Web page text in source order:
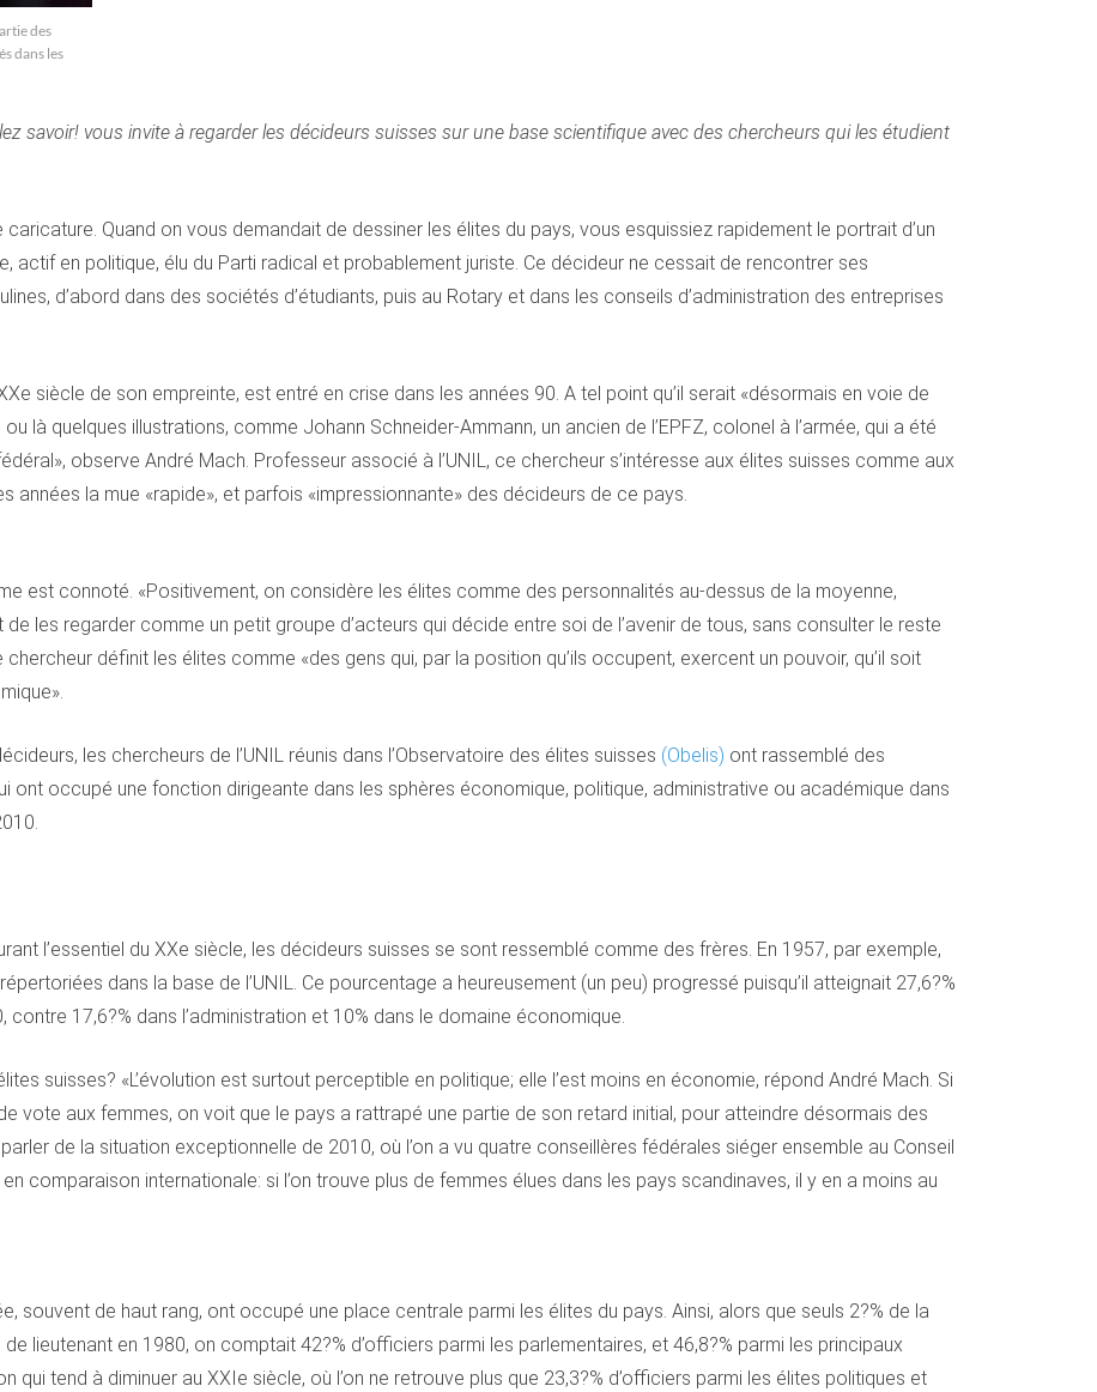
des
dans les
savoir! vous invite à regarder les décideurs suisses sur une base scientifique avec des chercheurs qui les étudient
Quand on vous demandait de dessiner les élites du pays, vous esquissiez rapidement le portrait d’un
actif en politique, élu du Parti radical et probablement juriste. Ce décideur ne cessait de rencontrer ses
d’abord dans des sociétés d’étudiants, puis au Rotary et dans les conseils d’administration des entreprises
siècle de son empreinte, est entré en crise dans les années 90. A tel point qu’il serait «désormais en voie de
là quelques illustrations, comme Johann Schneider-Ammann, un ancien de l’EPFZ, colonel à l’armée, qui a été
observe André Mach. Professeur associé à l’UNIL, ce chercheur s’intéresse aux élites suisses comme aux
années la mue «rapide», et parfois «impressionnante» des décideurs de ce pays.
est connoté. «Positivement, on considère les élites comme des personnalités au-dessus de la moyenne,
de les regarder comme un petit groupe d’acteurs qui décide entre soi de l’avenir de tous, sans consulter le reste
définit les élites comme «des gens qui, par la position qu’ils occupent, exercent un pouvoir, qu’il soit
les chercheurs de l’UNIL réunis dans l’Observatoire des élites suisses (Obelis) ont rassemblé des
ont occupé une fonction dirigeante dans les sphères économique, politique, administrative ou académique dans
l’essentiel du XXe siècle, les décideurs suisses se sont ressemblé comme des frères. En 1957, par exemple,
dans la base de l’UNIL. Ce pourcentage a heureusement (un peu) progressé puisqu’il atteignait 27,6?%
17,6?% dans l’administration et 10% dans le domaine économique.
suisses? «L’évolution est surtout perceptible en politique; elle l’est moins en économie, répond André Mach. Si
vote aux femmes, on voit que le pays a rattrapé une partie de son retard initial, pour atteindre désormais des
de la situation exceptionnelle de 2010, où l’on a vu quatre conseillères fédérales siéger ensemble au Conseil
comparaison internationale: si l’on trouve plus de femmes élues dans les pays scandinaves, il y en a moins au
souvent de haut rang, ont occupé une place centrale parmi les élites du pays. Ainsi, alors que seuls 2?% de la
lieutenant en 1980, on comptait 42?% d’officiers parmi les parlementaires, et 46,8?% parmi les principaux
qui tend à diminuer au XXIe siècle, où l’on ne retrouve plus que 23,3?% d’officiers parmi les élites politiques et